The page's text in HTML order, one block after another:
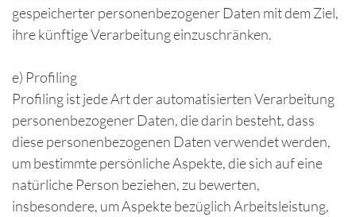
gespeicherter personenbezogener Daten mit dem Ziel,
ihre künftige Verarbeitung einzuschränken.
e) Profiling
Profiling ist jede Art der automatisierten Verarbeitung
personenbezogener Daten, die darin besteht, dass
diese personenbezogenen Daten verwendet werden,
um bestimmte persönliche Aspekte, die sich auf eine
natürliche Person beziehen, zu bewerten,
insbesondere, um Aspekte bezüglich Arbeitsleistung,